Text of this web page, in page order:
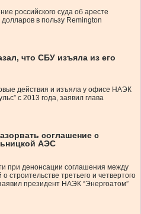
российского суда об аресте
в пользу Remington
что СБУ изъяла из его
действия и изъяла у офисе НАЭК
с 2013 года, заявил глава
соглашение с
АЭС
при денонсации соглашения между
строительстве третьего и четвертого
президент НАЭК “Энергоатом”